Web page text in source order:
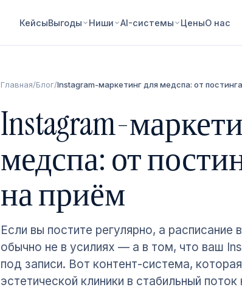
КейсыВыгоды Ниши AI-системы ЦеныО нас
Главная/Блог/Instagram-маркетинг для медспа: от
Instagram-
медспа: от
на приём
Если вы постите регулярно, а расписание
обычно не в усилиях — а в том, что ваш
под записи. Вот контент-система,
эстетической клиники в стабильный